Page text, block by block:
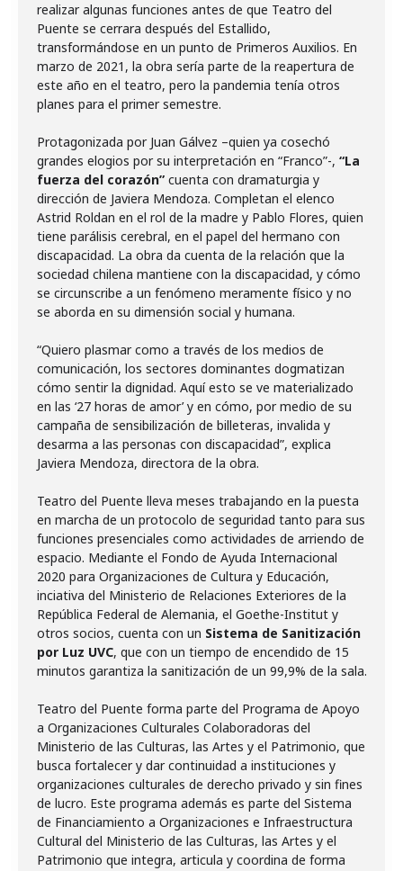
realizar algunas funciones antes de que Teatro del
Puente se cerrara después del Estallido,
transformándose en un punto de Primeros Auxilios. En
marzo de 2021, la obra sería parte de la reapertura de
este año en el teatro, pero la pandemia tenía otros
planes para el primer semestre.
Protagonizada por Juan Gálvez –quien ya cosechó
grandes elogios por su interpretación en “Franco”-, “La
fuerza del corazón” cuenta con dramaturgia y
dirección de Javiera Mendoza. Completan el elenco
Astrid Roldan en el rol de la madre y Pablo Flores, quien
tiene parálisis cerebral, en el papel del hermano con
discapacidad. La obra da cuenta de la relación que la
sociedad chilena mantiene con la discapacidad, y cómo
se circunscribe a un fenómeno meramente físico y no
se aborda en su dimensión social y humana.
“Quiero plasmar como a través de los medios de
comunicación, los sectores dominantes dogmatizan
cómo sentir la dignidad. Aquí esto se ve materializado
en las ‘27 horas de amor’ y en cómo, por medio de su
campaña de sensibilización de billeteras, invalida y
desarma a las personas con discapacidad”, explica
Javiera Mendoza, directora de la obra.
Teatro del Puente lleva meses trabajando en la puesta
en marcha de un protocolo de seguridad tanto para sus
funciones presenciales como actividades de arriendo de
espacio. Mediante el Fondo de Ayuda Internacional
2020 para Organizaciones de Cultura y Educación,
inciativa del Ministerio de Relaciones Exteriores de la
República Federal de Alemania, el Goethe-Institut y
otros socios, cuenta con un Sistema de Sanitización
por Luz UVC, que con un tiempo de encendido de 15
minutos garantiza la sanitización de un 99,9% de la sala.
Teatro del Puente forma parte del Programa de Apoyo
a Organizaciones Culturales Colaboradoras del
Ministerio de las Culturas, las Artes y el Patrimonio, que
busca fortalecer y dar continuidad a instituciones y
organizaciones culturales de derecho privado y sin fines
de lucro. Este programa además es parte del Sistema
de Financiamiento a Organizaciones e Infraestructura
Cultural del Ministerio de las Culturas, las Artes y el
Patrimonio que integra, articula y coordina de forma